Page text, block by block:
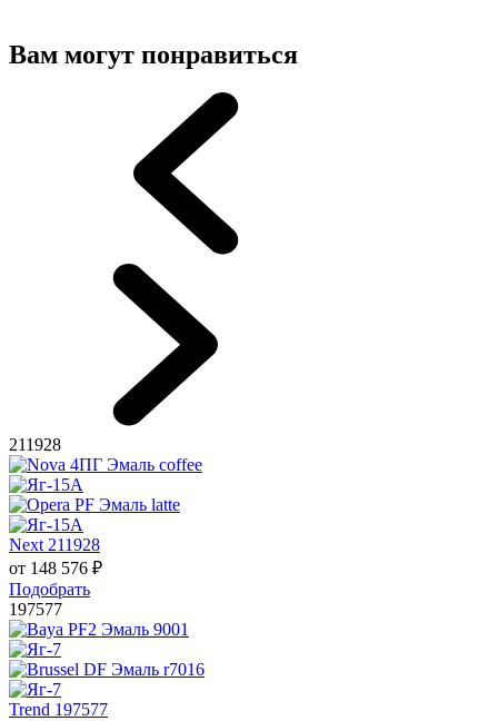
Вам могут понравиться
211928
Next 211928
от 148 576 ₽
Подобрать
197577
Trend 197577